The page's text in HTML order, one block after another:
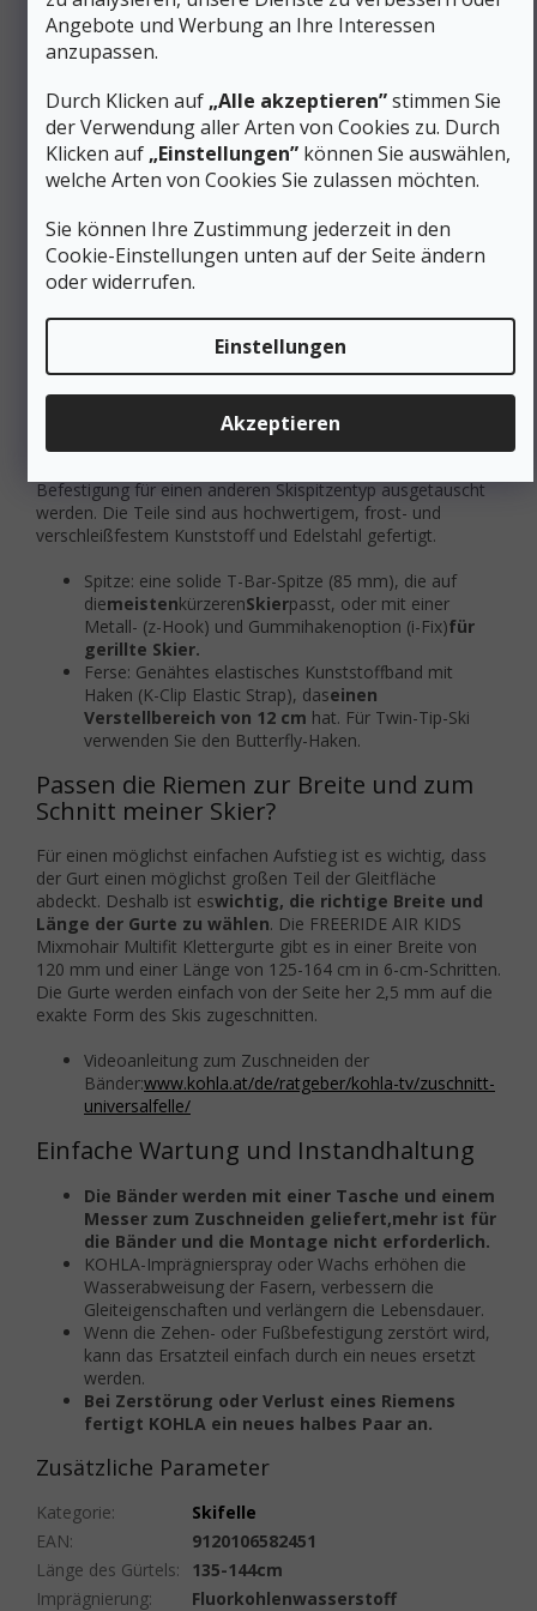
Angebote und Werbung an Ihre Interessen
anzupassen.
Durch Klicken auf „Alle akzeptieren”stimmen Sie
der Verwendung aller Arten von Cookies zu. Durch
Klicken auf „Einstellungen” können Sie auswählen,
welche Arten von Cookies Sie zulassen möchten.
Sie können Ihre Zustimmung jederzeit in den
Cookie-Einstellungen unten auf der Seite ändern
oder widerrufen.
Einstellungen
Akzeptieren
Lösungsmitteln und giftigen Substanzen und
biologisch abbaubar.
Bei häufigem Gebrauch oder nach ein paar Saisons kann
die Wirkung der Imprägnierung nachlassen. In diesem
kann die Imprägnierung einfach mit
KOHLA DRY
CLIMB Hautimprägniersprayoder
ist klein und handlich, um in Ihrem Rucksack haben beim
Wandern, vor allem, wenn Wandern für mehrere Tage.
Kann ich die Gurte an meinen Skiern
befestigen?
Die Steigbänder von KOHLA lassen sich an jedem Ski
Befestigung für einen anderen Skispitzentyp ausgetauscht
werden. Die Teile sind aus hochwertigem, frost- und
verschleißfestem Kunststoff und Edelstahl gefertigt.
Spitze: eine solide T-Bar-Spitze (85 mm), die auf
diemeistenkürzerenSkierpasst, oder mit einer
Metall- (z-Hook) und Gummihakenoption (i-Fix)für
gerillte Skier.
Ferse: Genähtes elastisches Kunststoffband mit
Haken (K-Clip Elastic Strap), daseinen
Verstellbereich von 12 cm hat. Für Twin-Tip-Ski
verwenden Sie den Butterfly-Haken.
Passen die Riemen zur Breite und zum
Schnitt meiner Skier?
Für einen möglichst einfachen Aufstieg ist es wichtig, dass
der Gurt einen möglichst großen Teil der Gleitfläche
abdeckt. Deshalb ist eswichtig, die richtige Breite und
Länge der Gurte zu wählen. Die FREERIDE AIR KIDS
Mixmohair Multifit Klettergurte gibt es in einer Breite von
120 mm und einer Länge von 125-164 cm in 6-cm-Schritten.
Die Gurte werden einfach von der Seite her 2,5 mm auf die
exakte Form des Skis zugeschnitten.
Videoanleitung zum Zuschneiden der
Bänder:www.kohla.at/de/ratgeber/kohla-tv/zuschnitt-
universalfelle/
Einfache Wartung und Instandhaltung
Die Bänder werden mit einer Tasche und einem
Messer zum Zuschneiden geliefert,mehr ist für
die Bänder und die Montage nicht erforderlich.
KOHLA-Imprägnierspray oder Wachs erhöhen die
Wasserabweisung der Fasern, verbessern die
Gleiteigenschaften und verlängern die Lebensdauer.
Wenn die Zehen- oder Fußbefestigung zerstört wird,
kann das Ersatzteil einfach durch ein neues ersetzt
werden.
Bei Zerstörung oder Verlust eines Riemens
fertigt KOHLA ein neues halbes Paar an.
Zusätzliche Parameter
Kategorie:
Skifelle
EAN:
9120106582451
Länge des Gürtels:
135-144cm
Imprägnierung: Fluorkohlenwasserstoff